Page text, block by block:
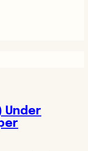
Under